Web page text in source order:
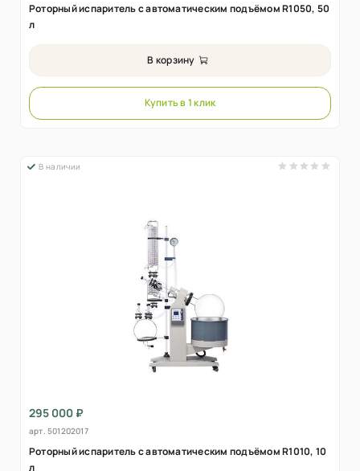
Роторный испаритель с автоматическим подъёмом R1050, 50
л
В корзину
Купить в 1 клик
В наличии
295 000 ₽
арт. 501202017
Роторный испаритель с автоматическим подъёмом R1010, 10
л